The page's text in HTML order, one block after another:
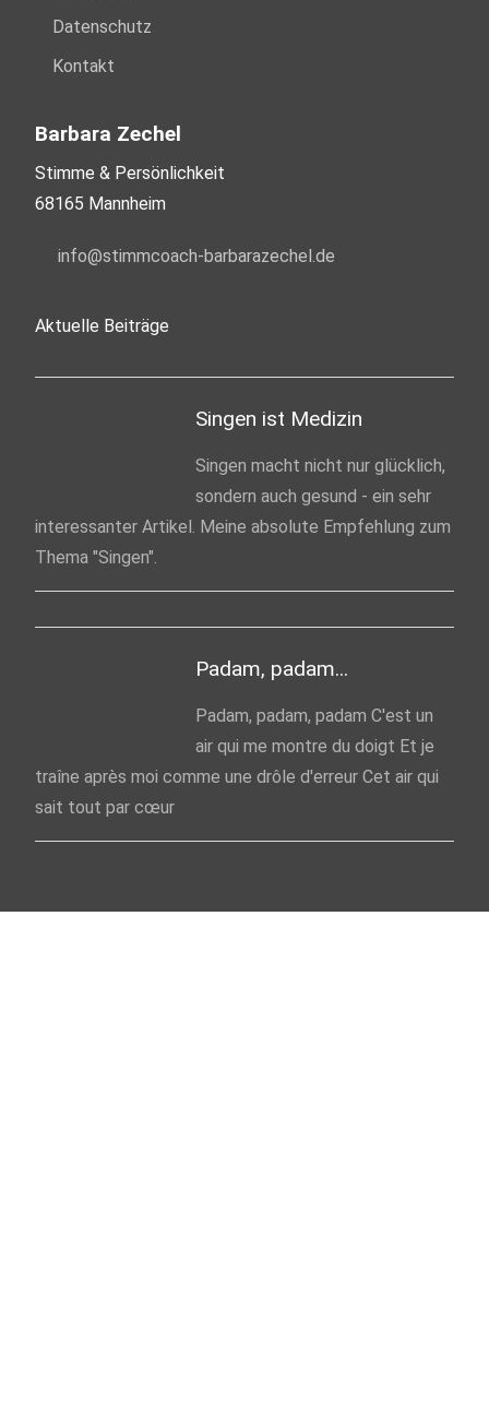
Barbara Zechel
Stimme & Persönlichkeit
68165 Mannheim
nf st mmc ch-b rb r z ch l d
Datenschutz
Kontakt
Aktuelle Beiträge
Singen ist Medizin
Singen macht nicht nur glücklich,
sondern auch gesund - ein sehr
interessanter Artikel. Meine absolute Empfehlung zum
Thema "Singen".
Padam, padam...
Padam, padam, padam C'est un
air qui me montre du doigt Et je
traîne après moi comme une drôle d'erreur Cet air qui
sait tout par cœur